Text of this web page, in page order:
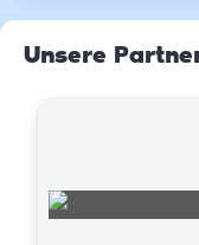
Unsere